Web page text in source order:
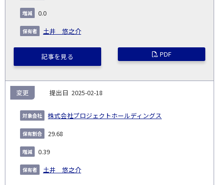
0.0
土井 悠之介
記事を見る PDF
2025-02-18
株式会社プロジェクトホールディングス
変更
29.68
0.39
土井 悠之介